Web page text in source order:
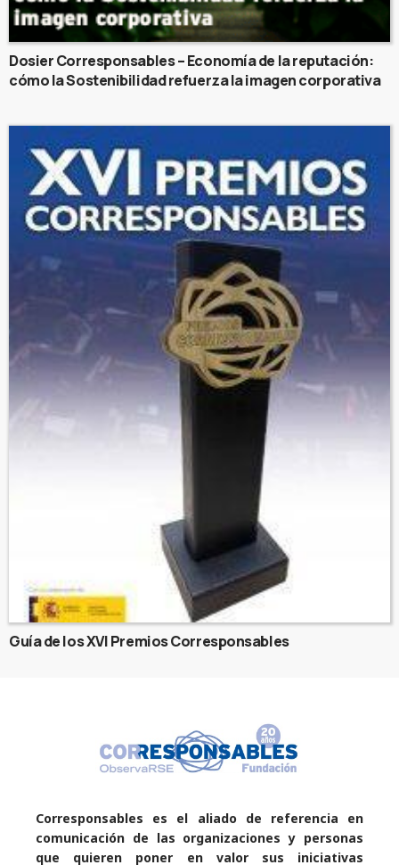
Dosier Corresponsables – Economía de la reputación:
cómo la Sostenibilidad refuerza la imagen corporativa
Guía de los XVI Premios Corresponsables
Corresponsables es el aliado de referencia en
comunicación de las organizaciones y personas
que quieren poner en valor sus iniciativas